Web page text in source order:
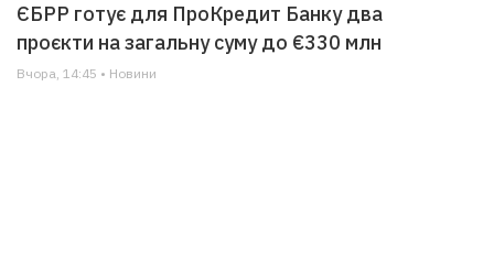
ЄБРР готує для ПроКредит Банку два
проєкти на загальну суму до €330 млн
Вчора, 14:45 • Новини